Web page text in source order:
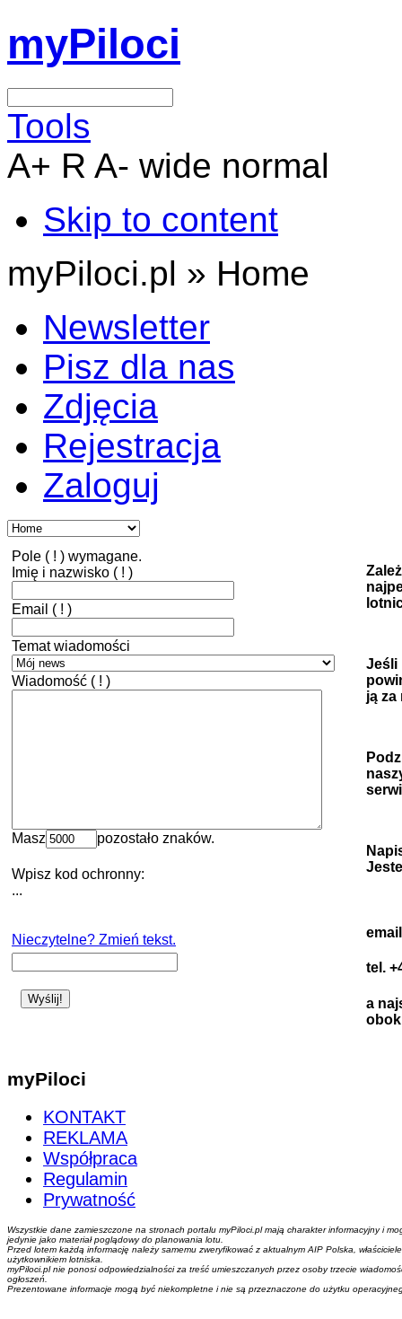
myPiloci
Tools
A+ R A- wide normal
Skip to content
myPiloci.pl » Home
Newsletter
Pisz dla nas
Zdjęcia
Rejestracja
Zaloguj
Pole ( ! ) wymagane.
Imię i nazwisko ( ! )
Email ( ! )
Temat wiadomości
Wiadomość ( ! )
Masz pozostało znaków.
Wpisz kod ochronny:
...
Nieczytelne? Zmień tekst.
Jeśli
ją za
tel.
a
myPiloci
KONTAKT
REKLAMA
Współpraca
Regulamin
Prywatność
Wszystkie dane zamieszczone na stronach portalu myPiloci.pl mają charakter informacyjny i
jedynie jako materiał poglądowy do planowania lotu.
Przed lotem każdą informację należy samemu zweryfikować z aktualnym AIP Polska,
użytkownikiem lotniska.
myPiloci.pl nie ponosi odpowiedzialności za treść umieszczanych przez osoby trzecie
ogłoszeń.
Prezentowane informacje mogą być niekompletne i nie są przeznaczone do użytku